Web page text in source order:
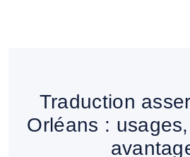
Traduction
Orléans :